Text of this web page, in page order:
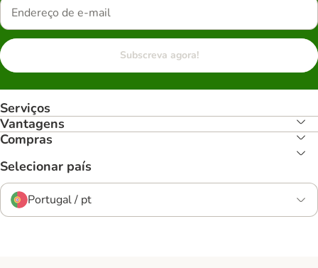
Subscreva agora!
Serviços
Vantagens
Compras
Selecionar país
Portugal / pt